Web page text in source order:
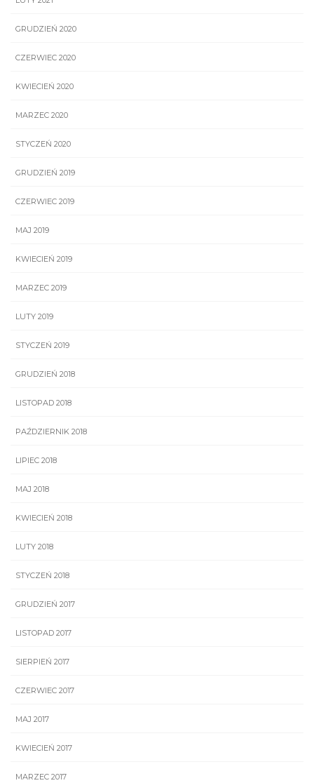
GRUDZIEŃ 2020
CZERWIEC 2020
KWIECIEŃ 2020
MARZEC 2020
STYCZEŃ 2020
GRUDZIEŃ 2019
CZERWIEC 2019
MAJ 2019
KWIECIEŃ 2019
MARZEC 2019
LUTY 2019
STYCZEŃ 2019
GRUDZIEŃ 2018
LISTOPAD 2018
PAŹDZIERNIK 2018
LIPIEC 2018
MAJ 2018
KWIECIEŃ 2018
LUTY 2018
STYCZEŃ 2018
GRUDZIEŃ 2017
LISTOPAD 2017
SIERPIEŃ 2017
CZERWIEC 2017
MAJ 2017
KWIECIEŃ 2017
MARZEC 2017